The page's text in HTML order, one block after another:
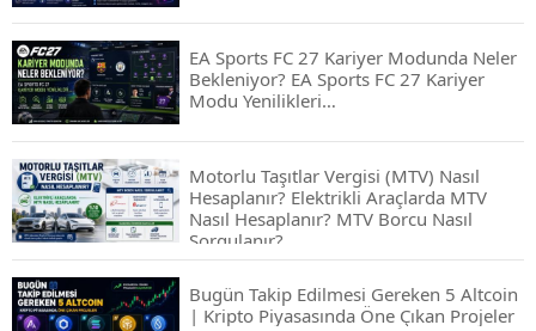
EA Sports FC 27 Kariyer Modunda Neler
Bekleniyor? EA Sports FC 27 Kariyer
Modu Yenilikleri…
Motorlu Taşıtlar Vergisi (MTV) Nasıl
Hesaplanır? Elektrikli Araçlarda MTV
Nasıl Hesaplanır? MTV Borcu Nasıl
Sorgulanır?
Bugün Takip Edilmesi Gereken 5 Altcoin
| Kripto Piyasasında Öne Çıkan Projeler